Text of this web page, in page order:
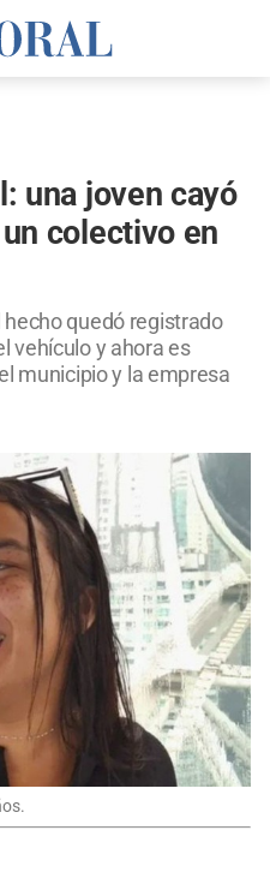
una joven cayó
colectivo en
quedó registrado
vehículo y ahora es
municipio y la empresa